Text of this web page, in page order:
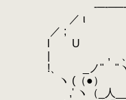
-─‐──‐-
／ ι
／ ;
l U l￣
| , 、
!、 _ノ" "
ヽ (（●）
,' ヽ（_